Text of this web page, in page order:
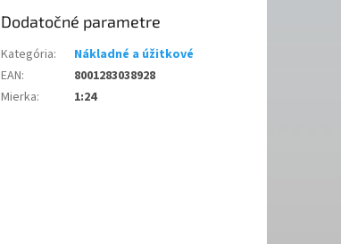
Dodatočné parametre
Kategória:
Nákladné a úžitkové
EAN:
8001283038928
Mierka: 1:24